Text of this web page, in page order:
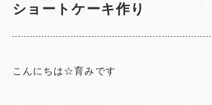
ショートケーキ作り
こんにちは☆育みです